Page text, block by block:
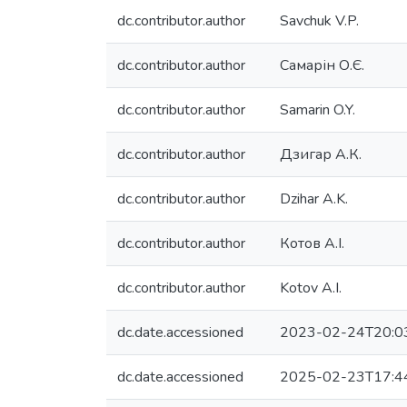
dc.contributor.author Savchuk V.P.
dc.contributor.author Самарін О.Є.
dc.contributor.author Samarin O.Y.
dc.contributor.author Дзигар А.К.
dc.contributor.author Dzihar A.K.
dc.contributor.author Котов А.І.
dc.contributor.author Kotov A.I.
dc.date.accessioned 2023-02-
dc.date.accessioned 2025-02-